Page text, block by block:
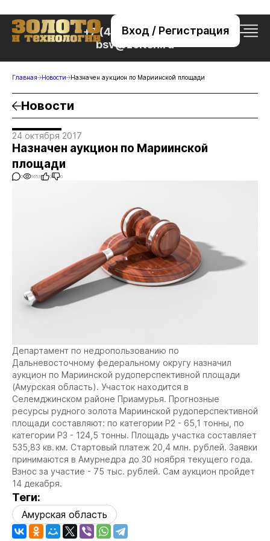
Вход / Регистрация
+7 (495) 221-76-32
bsv@zolteh.ru
Главная Новости Назначен аукцион по Мариинской площади
Новости
24 октября 2017
Назначен аукцион по Мариинской
площади
0 1653 0 0
Департамент по недропользованию по
Дальневосточному федеральному округу назначил
аукцион по Мариинской рудоперспективной площади
(Амурская область). Участок находится в
Селемджинском районе Приамурья. Прогнозные
ресурсы рудного золота Мариинской рудоперспективной
площади составляют: по категории P2 - 65,1 тонны, по
категории P3 - 124,5 тонны. Площадь участка составляет
535,83 кв. км. Стартовый платеж 20,4 млн. рублей. Заявки
принимаются в Амурнедра до 30 ноября текущего года.
Взнос за участие - 75 тыс. рублей. Сам аукцион пройдет
14 декабря.
Теги:
Амурская область